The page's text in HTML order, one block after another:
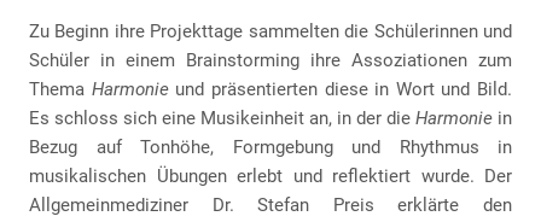
Zu Beginn ihre Projekttage sammelten die Schülerinnen und
Schüler in einem Brainstorming ihre Assoziationen zum
Thema Harmonieund präsentierten diese in Wort und Bild.
Es schloss sich eine Musikeinheit an, in der die Harmonie in
Bezug auf Tonhöhe, Formgebung und Rhythmus in
musikalischen Übungen erlebt und reflektiert wurde. Der
Allgemeinmediziner Dr. Stefan Preis erklärte den